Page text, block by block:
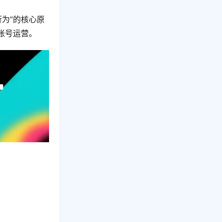
”的核心原
运营。